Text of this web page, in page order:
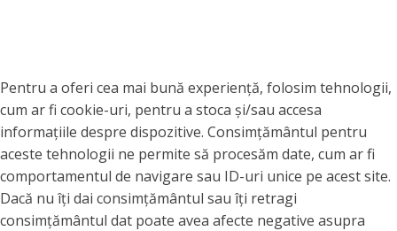
Pentru a oferi cea mai bună experiență, folosim tehnologii,
cum ar fi cookie-uri, pentru a stoca și/sau accesa
informațiile despre dispozitive. Consimțământul pentru
aceste tehnologii ne permite să procesăm date, cum ar fi
comportamentul de navigare sau ID-uri unice pe acest site.
Dacă nu îți dai consimțământul sau îți retragi
consimțământul dat poate avea afecte negative asupra